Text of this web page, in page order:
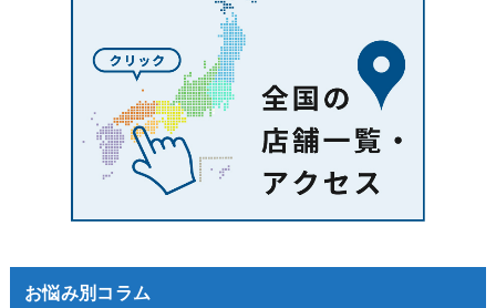
お悩み別コラム